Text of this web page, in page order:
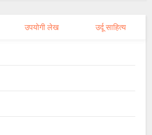
उपयोगी लेख उर्दू साहित्य